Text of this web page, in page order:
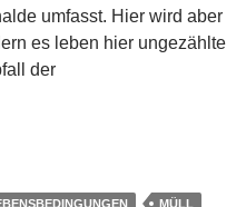
umfasst. Hier wird aber
es leben hier ungezählte
der
MÜLL